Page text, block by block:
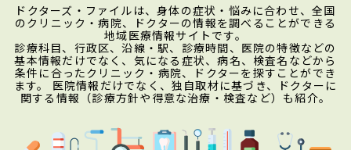
ドクターズ・ファイルは、身体の症状・悩みに合わせ、全国
のクリニック・病院、ドクターの情報を調べることができる
地域医療情報サイトです。
診療科目、行政区、沿線・駅、診療時間、医院の特徴などの
基本情報だけでなく、気になる症状、病名、検査名などから
条件に合ったクリニック・病院、ドクターを探すことができ
ます。 医院情報だけでなく、独自取材に基づき、ドクターに
関する情報（診療方針や得意な治療・検査など）も紹介。